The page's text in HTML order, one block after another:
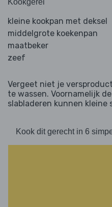
kleine kookpan met deksel
middelgrote koekenpan
maatbeker
zeef
Vergeet niet je
te wassen. Voornamelijk
slabladeren kunnen
Kook dit gerecht in 6